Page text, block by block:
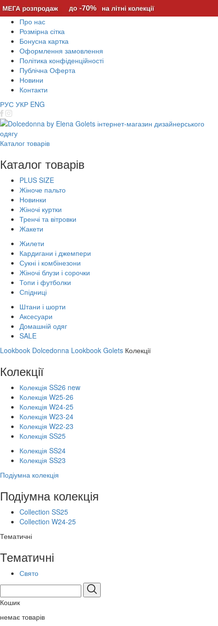
Про нас
Розмірна сітка
Бонусна картка
Оформлення замовлення
Політика конфіденційності
Публічна Оферта
Новини
Контакти
РУС УКР ENG
Каталог товарів
Каталог товарів
PLUS SIZE
Жіноче пальто
Новинки
Жіночі куртки
Тренчі та вітровки
Жакети
Жилети
Кардигани і джемпери
Сукні і комбінезони
Жіночі блузи і сорочки
Топи і футболки
Спідниці
Штани і шорти
Аксесуари
Домашній одяг
SALE
Lookbook Dolcedonna Lookbook Golets Колекції
Колекції
Колекція SS26 new
Колекція W25-26
Колекція W24-25
Колекція W23-24
Колекція W22-23
Колекція SS25
Колекція SS24
Колекція SS23
Подіумна колекція
Подіумна колекція
Collection SS25
Collection W24-25
Тематичні
Тематичні
Свято
Кошик
немає товарів